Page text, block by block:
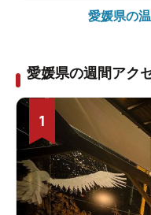
愛媛県の
愛媛県の週間アク
1